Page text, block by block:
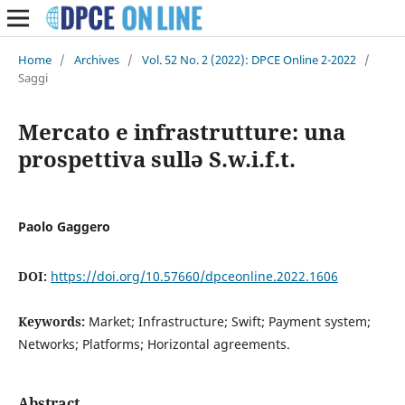
Home / Archives / Vol. 52 No. 2 (2022): DPCE Online 2-2022 /
Saggi
Mercato e infrastrutture: una
prospettiva sullə S.w.i.f.t.
Paolo Gaggero
DOI: https://doi.org/10.57660/dpceonline.2022.1606
Keywords: Market; Infrastructure; Swift; Payment system;
Networks; Platforms; Horizontal agreements.